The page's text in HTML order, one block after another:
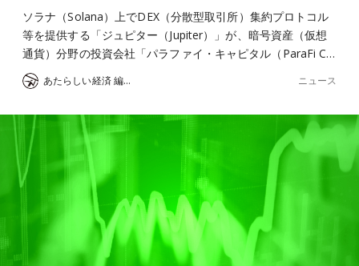
ソラナ（Solana）上でDEX（分散型取引所）集約プロトコル
等を提供する「ジュピター（Jupiter）」が、暗号資産（仮想
通貨）分野の投資会社「パラファイ・キャピタル（ParaFi C…
あたらしい経済 編集部 ニュース